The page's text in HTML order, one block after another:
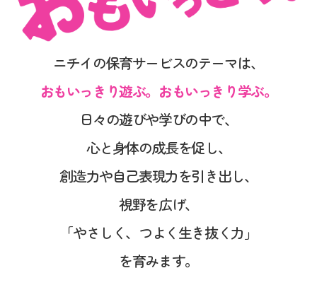
ニチイの保育サービスのテーマは、
おもいっきり遊ぶ。おもいっきり学ぶ。
日々の遊びや学びの中で、
心と身体の成長を促し、
創造力や自己表現力を引き出し、
視野を広げ、
「やさしく、つよく生き抜く力」
を育みます。